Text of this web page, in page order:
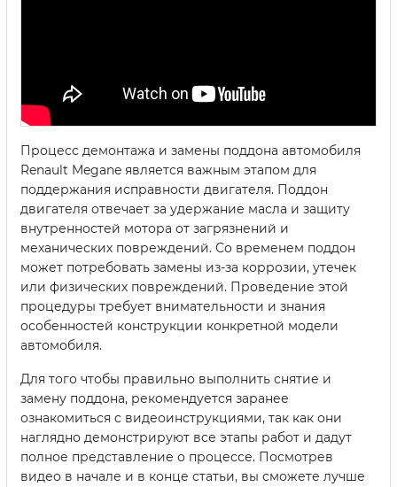
Процесс демонтажа и замены поддона автомобиля
Renault Megane является важным этапом для
поддержания исправности двигателя. Поддон
двигателя отвечает за удержание масла и защиту
внутренностей мотора от загрязнений и
механических повреждений. Со временем поддон
может потребовать замены из-за коррозии, утечек
или физических повреждений. Проведение этой
процедуры требует внимательности и знания
особенностей конструкции конкретной модели
автомобиля.
Для того чтобы правильно выполнить снятие и
замену поддона, рекомендуется заранее
ознакомиться с видеоинструкциями, так как они
наглядно демонстрируют все этапы работ и дадут
полное представление о процессе. Посмотрев
видео в начале и в конце статьи, вы сможете лучше